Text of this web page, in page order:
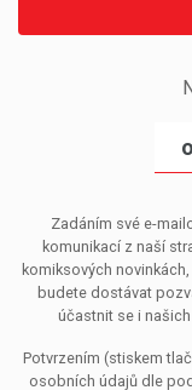
Zadáním své e-
komunikací z naší
komiksových
budete dostávat
účastnit se i
Potvrzením (stiskem
osobních údajů dle